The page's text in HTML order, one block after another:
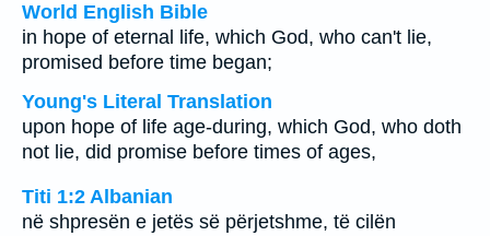
World English Bible
in hope of eternal life, which God, who can't lie,
promised before time began;
Young's Literal Translation
upon hope of life age-during, which God, who doth
not lie, did promise before times of ages,
Titi 1:2 Albanian
në shpresën e jetës së përjetshme, të cilën